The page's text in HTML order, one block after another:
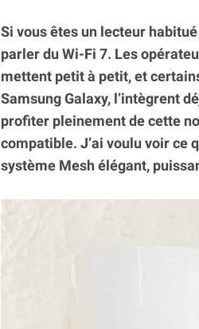
Si vous êtes un lecteur
parler du Wi-Fi 7. Les
mettent petit à petit, et
Samsung Galaxy, l’intègrent
profiter pleinement de cette
compatible. J’ai voulu voir ce
système Mesh élégant,